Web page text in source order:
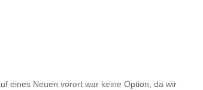
eines Neuen vorort war keine Option, da wir